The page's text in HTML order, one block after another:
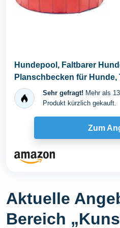
Hundepool, Faltbarer
Planschbecken für
Sehr gefragt! Mehr als
Produkt kürzlich gekauft.
Zum
Aktuelle
Bereich